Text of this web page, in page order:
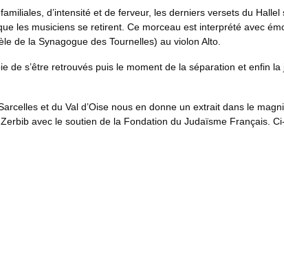
d’intensité et de ferveur, les derniers versets du Hallel
les musiciens se retirent. Ce morceau est interprété avec
de la Synagogue des Tournelles) au violon Alto.
de s’être retrouvés puis le moment de la séparation et enfin la
et du Val d’Oise nous en donne un extrait dans le
avec le soutien de la Fondation du Judaïsme Français.